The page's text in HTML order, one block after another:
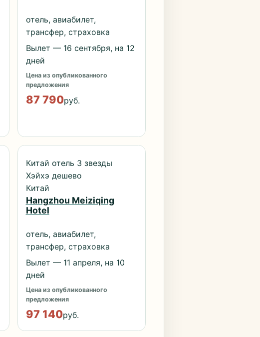
отель, авиабилет,
трансфер, страховка
Вылет — 16 сентября, на 12
дней
Цена из опубликованного
предложения
87 790руб.
Китай отель 3 звезды
Хэйхэ дешево
Китай
Hangzhou Meiziqing
Hotel
отель, авиабилет,
трансфер, страховка
Вылет — 11 апреля, на 10
дней
Цена из опубликованного
предложения
97 140руб.